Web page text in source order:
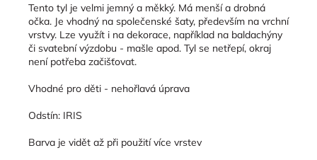
Tento tyl je velmi jemný a měkký. Má menší a drobná
očka. Je vhodný na společenské šaty, především na vrchní
vrstvy. Lze využít i na dekorace, například na baldachýny
či svatební výzdobu - mašle apod. Tyl se netřepí, okraj
není potřeba začišťovat.
Vhodné pro děti - nehořlavá úprava
Odstín: IRIS
Barva je vidět až při použití více vrstev